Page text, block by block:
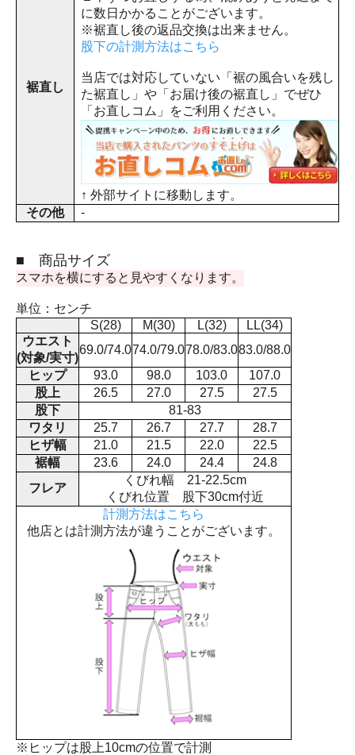
裾直し
に数日かかることがございます。
※裾直し後の返品交換は出来ません。
股下の計測方法はこちら
当店では対応していない「裾の風合いを残し
た裾直し」や「お届け後の裾直し」でぜひ
「お直しコム」をご利用ください。
↑ 外部サイトに移動します。
その他
-
■ 商品サイズ
スマホを横にすると見やすくなります。
単位：センチ
S(28)
M(30) L(32)
LL(34)
ウエスト
(対象/実寸)
69.0/74.074.0/79.078.0/83.083.0/88.0
ヒップ
93.0 98.0 103.0
107.0
股上
26.5 27.0 27.5
27.5
股下
81-83
ワタリ
25.7 26.7 27.7
28.7
ヒザ幅
21.0 21.5 22.0
22.5
裾幅
23.6 24.0 24.4
24.8
フレア
くびれ幅 21-22.5cm
くびれ位置 股下30cm付近
計測方法はこちら
他店とは計測方法が違うことがございます。
※ヒップは股上10cmの位置で計測